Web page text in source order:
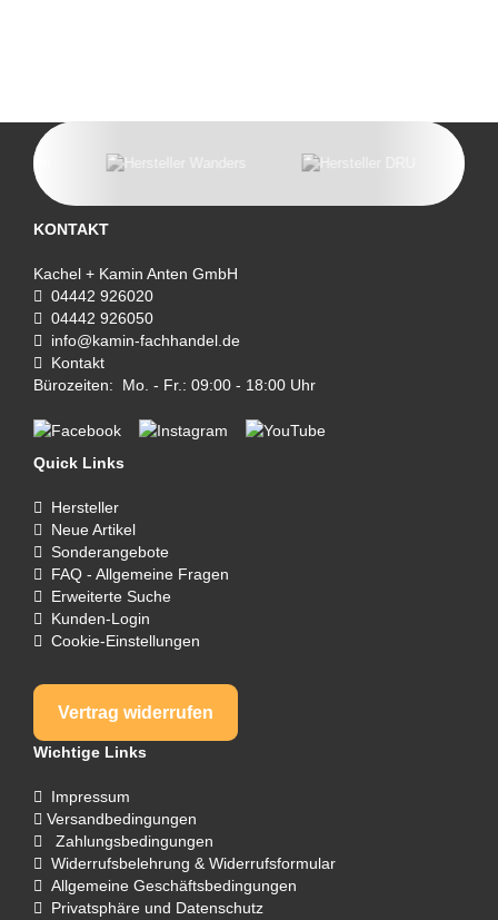
KONTAKT
Kachel + Kamin Anten GmbH
04442 926020
04442 926050
info@kamin-fachhandel.de
Kontakt
Bürozeiten: Mo. - Fr.: 09:00 - 18:00 Uhr
Quick Links
Hersteller
Neue Artikel
Sonderangebote
FAQ - Allgemeine Fragen
Erweiterte Suche
Kunden-Login
Cookie-Einstellungen
Vertrag widerrufen
Wichtige Links
Impressum
Versandbedingungen
Zahlungsbedingungen
Widerrufsbelehrung & Widerrufsformular
Allgemeine Geschäftsbedingungen
Privatsphäre und Datenschutz